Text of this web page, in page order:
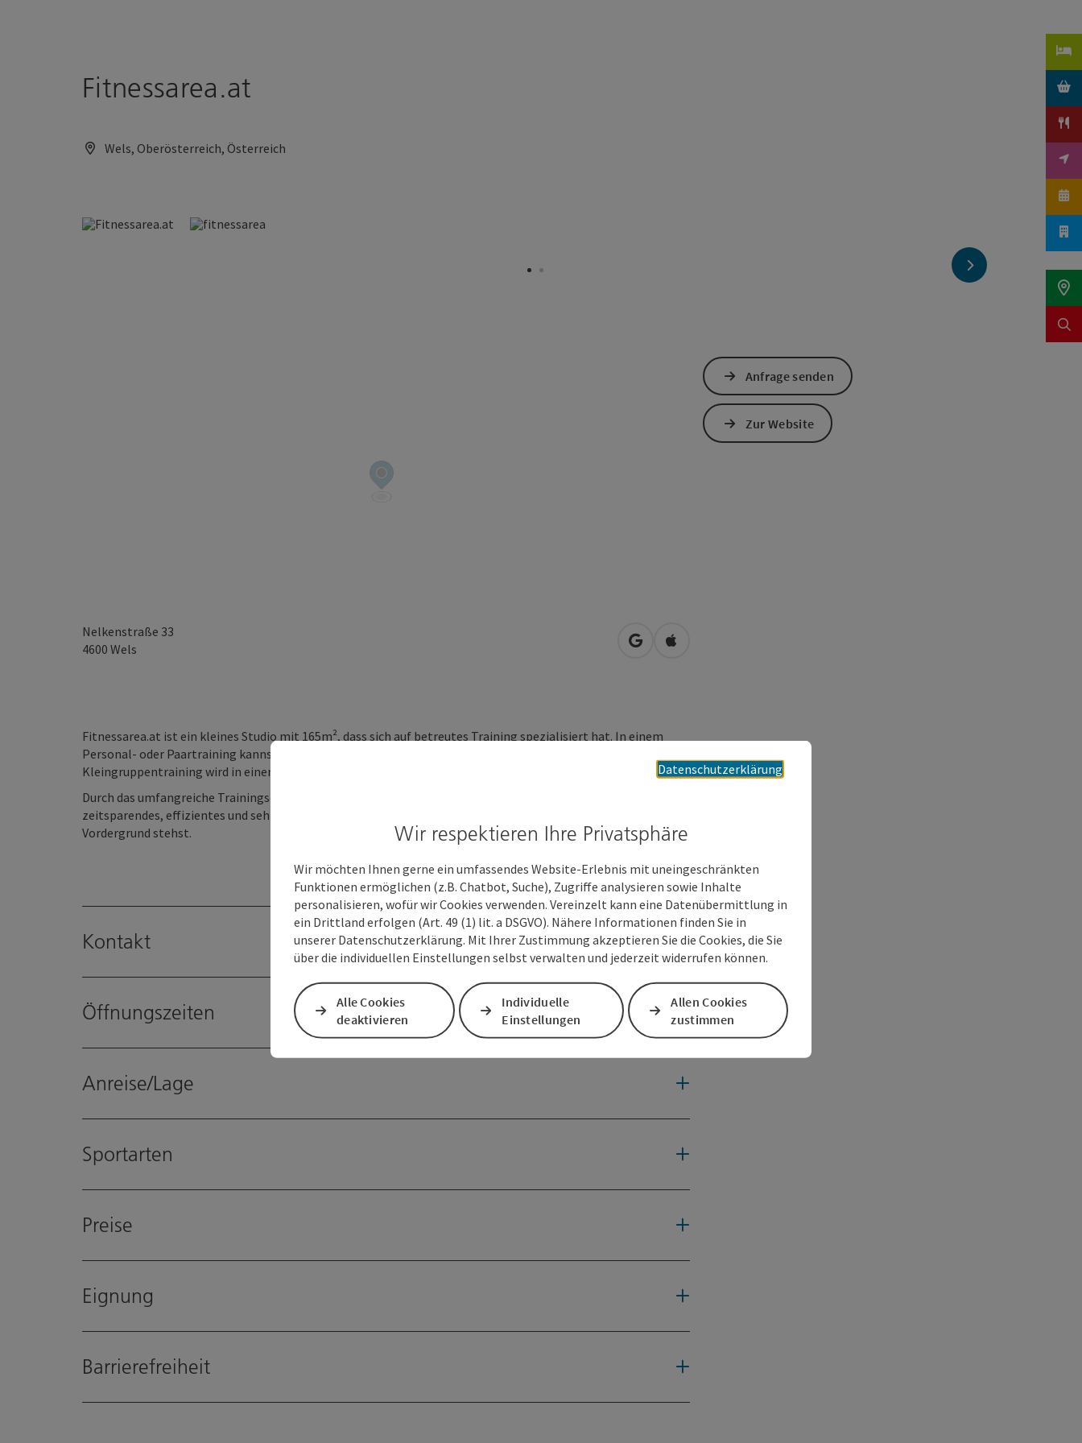
Fitnessarea.at
Wels, Oberösterreich, Österreich
nächstes Element
Nelkenstraße 33
4600 Wels in Google Maps öffnen
in Apple Maps öffnen
Fitnessarea.at ist ein kleines Studio mit 165m², dass sich auf betreutes Training spezialisiert hat. In einem
Personal- oder Paartraining kannst du zwischen Fitenss, Functional Fitness oder Reha wählen. Das
Kleingruppentraining wird in einem Functional-Training durchgeführt.
Durch das umfangreiche Trainingsequipment erwartet dich nicht nur ein persönlich betreutes, sondern auch
zeitsparendes, effizientes und sehr abwechslungsreiches Training, bei dem du und deine Gesundheit immer im
Vordergrund stehst.
Kontakt
Öffnungszeiten
Anreise/Lage
Sportarten
Preise
Eignung
Barrierefreiheit
Anfrage senden
Zur Website
Datenschutzerklärung
Wir respektieren Ihre Privatsphäre
Wir möchten Ihnen gerne ein umfassendes Website-Erlebnis mit uneingeschränkten
Funktionen ermöglichen (z.B. Chatbot, Suche), Zugriffe analysieren sowie Inhalte
personalisieren, wofür wir Cookies verwenden. Vereinzelt kann eine Datenübermittlung in
ein Drittland erfolgen (Art. 49 (1) lit. a DSGVO). Nähere Informationen finden Sie in
unserer Datenschutzerklärung. Mit Ihrer Zustimmung akzeptieren Sie die Cookies, die Sie
über die individuellen Einstellungen selbst verwalten und jederzeit widerrufen können.
Alle Cookies
deaktivieren
Individuelle
Einstellungen
Allen Cookies
zustimmen